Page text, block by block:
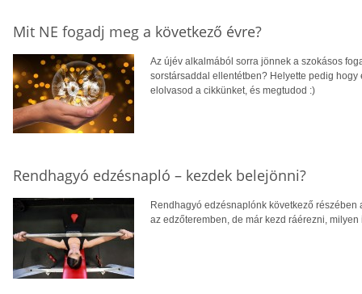
Mit NE fogadj meg a következő évre?
Az újév alkalmából sorra jönnek a szokásos
sorstársaddal ellentétben? Helyette pedig
elolvasod a cikkünket, és megtudod :)
Rendhagyó edzésnapló – kezdek belejönni?
Rendhagyó edzésnaplónk következő
az edzőteremben, de már kezd ráérezni,